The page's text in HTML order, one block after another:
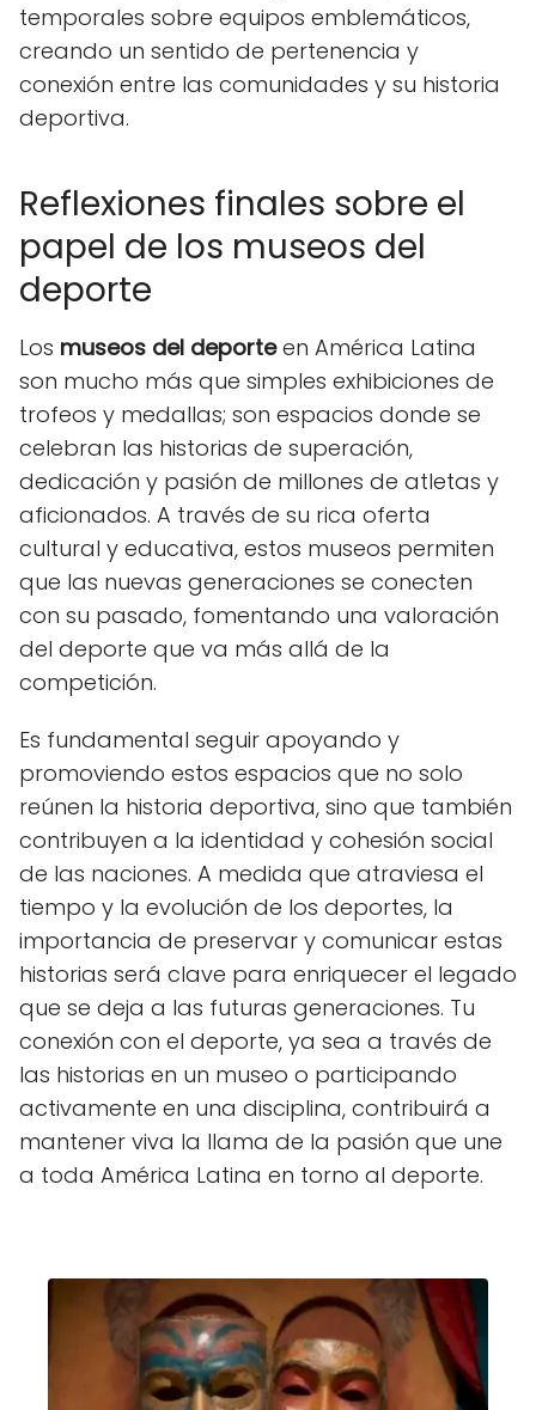
temporales sobre equipos emblemáticos,
creando un sentido de pertenencia y
conexión entre las comunidades y su historia
deportiva.
Reflexiones finales sobre el
papel de los museos del
deporte
Los museos del deporteen América Latina
son mucho más que simples exhibiciones de
trofeos y medallas; son espacios donde se
celebran las historias de superación,
dedicación y pasión de millones de atletas y
aficionados. A través de su rica oferta
cultural y educativa, estos museos permiten
que las nuevas generaciones se conecten
con su pasado, fomentando una valoración
del deporte que va más allá de la
competición.
Es fundamental seguir apoyando y
promoviendo estos espacios que no solo
reúnen la historia deportiva, sino que también
contribuyen a la identidad y cohesión social
de las naciones. A medida que atraviesa el
tiempo y la evolución de los deportes, la
importancia de preservar y comunicar estas
historias será clave para enriquecer el legado
que se deja a las futuras generaciones. Tu
conexión con el deporte, ya sea a través de
las historias en un museo o participando
activamente en una disciplina, contribuirá a
mantener viva la llama de la pasión que une
a toda América Latina en torno al deporte.